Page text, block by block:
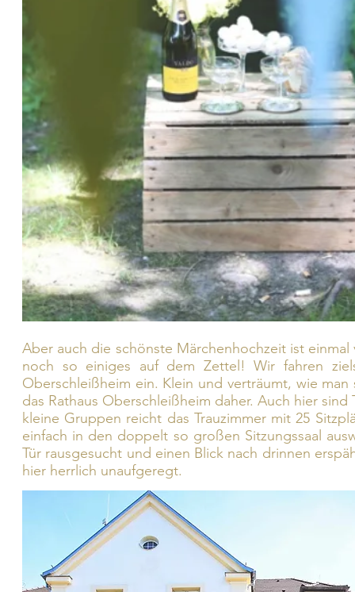
Aber auch die schönste Märchenhochzeit ist
noch so einiges auf dem Zettel! Wir fahren
Oberschleißheim ein. Klein und verträumt, wie
das Rathaus Oberschleißheim daher. Auch hier
kleine Gruppen reicht das Trauzimmer mit 25
einfach in den doppelt so großen Sitzungssaal
Tür rausgesucht und einen Blick nach drinnen
hier herrlich unaufgeregt.